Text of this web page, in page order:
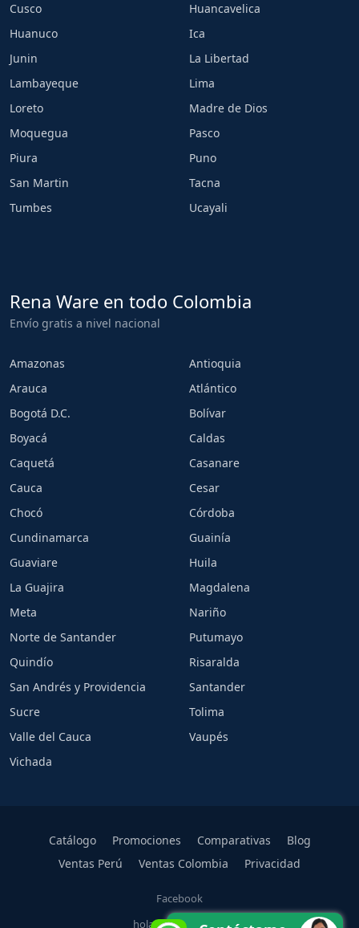
Cusco
Huancavelica
Huanuco
Ica
Junin
La Libertad
Lambayeque
Lima
Loreto
Madre de Dios
Moquegua
Pasco
Piura
Puno
San Martin
Tacna
Tumbes
Ucayali
Rena Ware en todo Colombia
Envío gratis a nivel nacional
Amazonas
Antioquia
Arauca
Atlántico
Bogotá D.C.
Bolívar
Boyacá
Caldas
Caquetá
Casanare
Cauca
Cesar
Chocó
Córdoba
Cundinamarca
Guainía
Guaviare
Huila
La Guajira
Magdalena
Meta
Nariño
Norte de Santander
Putumayo
Quindío
Risaralda
San Andrés y Providencia
Santander
Sucre
Tolima
Valle del Cauca
Vaupés
Vichada
Catálogo Promociones Comparativas
Blog
Ventas Perú
Ventas Colombia Privacidad
Facebook
hola@carlarios.com